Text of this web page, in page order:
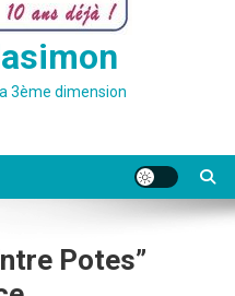
3ème dimension
Potes”